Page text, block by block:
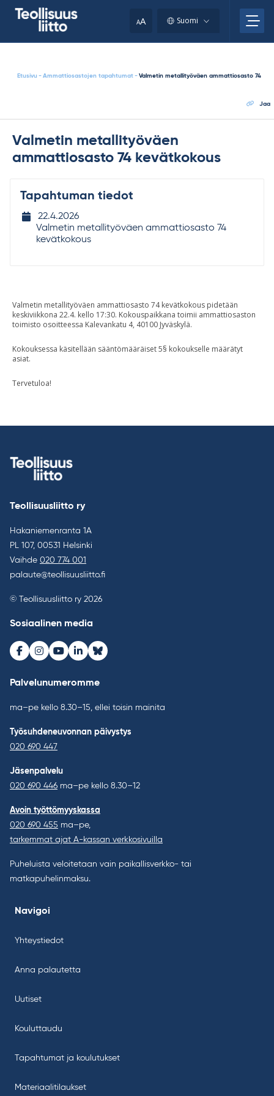
AA Suomi
Etusivu - Ammattiosastojen tapahtumat - Valmetin metallityöväen ammattiosasto 74
Jaa
Valmetin metallityöväen
ammattiosasto 74 kevätkokous
Tapahtuman tiedot
Tapahtuman
ajankohta
22.4.2026
Valmetin metallityöväen ammattiosasto 74
kevätkokous
Valmetin metallityöväen ammattiosasto 74 kevätkokous pidetään
keskiviikkona 22.4. kello 17:30. Kokouspaikkana toimii ammattiosaston
toimisto osoitteessa Kalevankatu 4, 40100 Jyväskylä.
Kokouksessa käsitellään sääntömääräiset 5§ kokoukselle määrätyt
asiat.
Tervetuloa!
clipboard.)
Teollisuusliitto ry
Hakaniemenranta 1A
PL 107, 00531 Helsinki
Vaihde 020 774 001
palaute@teollisuusliitto.fi
© Teollisuusliitto ry 2026
Sosiaalinen media
Facebook
Instagram
Youtube
LinkedInBluesky
Palvelunumeromme
ma–pe kello 8.30–15, ellei toisin mainita
Työsuhdeneuvonnan päivystys
020 690 447
Jäsenpalvelu
020 690 446 ma–pe kello 8.30–12
Avoin työttömyyskassa
020 690 455 ma–pe,
tarkemmat ajat A-kassan verkkosivuilla
Puheluista veloitetaan vain paikallisverkko- tai
matkapuhelinmaksu.
Navigoi
Yhteystiedot
Anna palautetta
Uutiset
Kouluttaudu
Tapahtumat ja koulutukset
Materiaalitilaukset